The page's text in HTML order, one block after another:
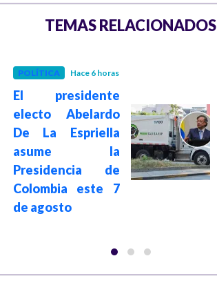
TEMAS RELACIONADOS
POLÍTICA Hace 6 horas
El presidente
electo Abelardo
De La Espriella
asume la
Presidencia de
Colombia este 7
de agosto